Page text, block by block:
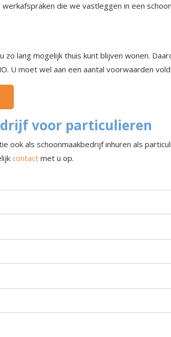
die we vastleggen in een
zo lang mogelijk thuis kunt blijven wonen.
U moet wel aan een aantal voorwaarden
voor particulieren
ook als schoonmaakbedrijf inhuren als
contact met u op.